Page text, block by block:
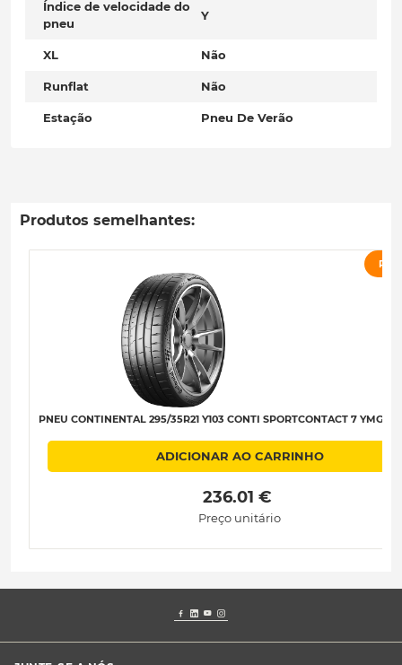
Índice de velocidade do
pneu
Y
XL Não
Runflat Não
Estação Pneu De Verão
Produtos semelhantes:
PNEU CONTINENTAL 295/35R21 Y103 CONTI SPORTCONTACT 7 YMGT)
ADICIONAR AO CARRINHO
236.01 €
Preço unitário